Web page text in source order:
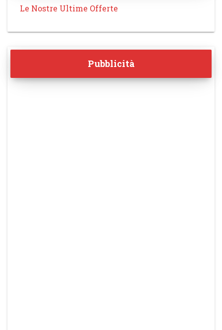
Le Nostre Ultime Offerte
Pubblicità